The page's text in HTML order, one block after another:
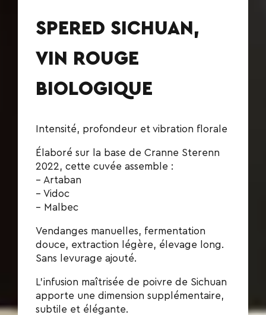
SPERED SICHUAN,
VIN ROUGE
BIOLOGIQUE
Intensité, profondeur et vibration florale
Élaboré sur la base de Cranne Sterenn
2022, cette cuvée assemble :
– Artaban
– Vidoc
– Malbec
Vendanges manuelles, fermentation
douce, extraction légère, élevage long.
Sans levurage ajouté.
L’infusion maîtrisée de poivre de Sichuan
apporte une dimension supplémentaire,
subtile et élégante.